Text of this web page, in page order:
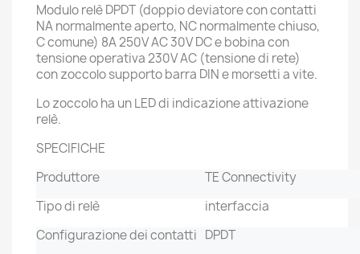
Modulo relè DPDT (doppio deviatore con contatti
NA normalmente aperto, NC normalmente chiuso,
C comune) 8A 250V AC 30V DC e bobina con
tensione operativa 230V AC (tensione di rete)
con zoccolo supporto barra DIN e morsetti a vite.
Lo zoccolo ha un LED di indicazione attivazione
relè.
SPECIFICHE
Produttore
TE Connectivity
Tipo di relè
interfaccia
Configurazione dei contatti DPDT